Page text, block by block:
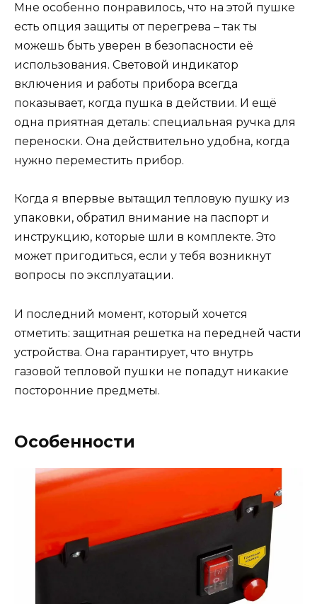
Мне особенно понравилось, что на этой пушке
есть опция защиты от перегрева – так ты
можешь быть уверен в безопасности её
использования. Световой индикатор
включения и работы прибора всегда
показывает, когда пушка в действии. И ещё
одна приятная деталь: специальная ручка для
переноски. Она действительно удобна, когда
нужно переместить прибор.
Когда я впервые вытащил тепловую пушку из
упаковки, обратил внимание на паспорт и
инструкцию, которые шли в комплекте. Это
может пригодиться, если у тебя возникнут
вопросы по эксплуатации.
И последний момент, который хочется
отметить: защитная решетка на передней части
устройства. Она гарантирует, что внутрь
газовой тепловой пушки не попадут никакие
посторонние предметы.
Особенности